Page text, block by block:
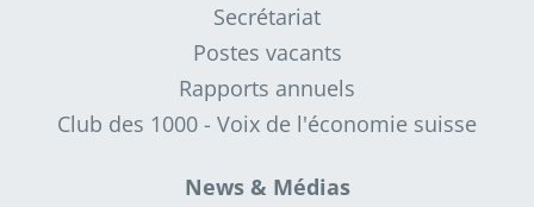
Secrétariat
Postes vacants
Rapports annuels
Club des 1000 - Voix de l'économie suisse
News & Médias